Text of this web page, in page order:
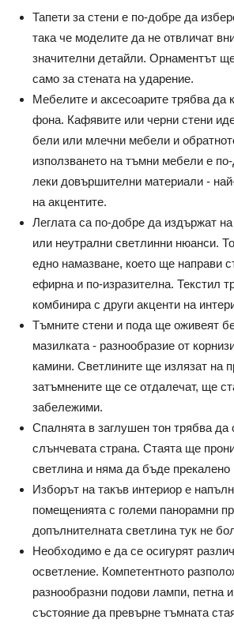
Тапети за стени е по-добре да
така че моделите да не отвличат
значителни детайли. Орнаментът
само за стената на ударение.
Мебелите и аксесоарите трябва да
фона. Кафявите или черни стени
бели или млечни мебели и
използването на тъмни мебели е
леки довършителни материали -
на акцентите.
Леглата са по-добре да издържат
или неутрални светлинни нюанси.
едно намазване, което ще направи
ефирна и по-изразителна. Текстил
комбинира с други акценти на
Тъмните стени и пода ще оживеят
мазилката - разнообразие от
камини. Светлините ще излязат на
затъмнените ще се отдалечат, ще
забележими.
Спалнята в заглушен тон трябва да
слънчевата страна. Стаята ще
светлина и няма да бъде прекалено
Изборът на такъв интериор е
помещенията с големи панорамни
допълнителната светлина тук не
Необходимо е да се осигурят
осветление. Компетентното
разнообразни подови лампи, петна
състояние да превърне тъмната